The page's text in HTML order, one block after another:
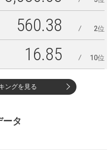
560.38 2位
16.85 10位
ングを見る
ータ